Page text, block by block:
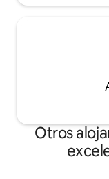
Otros